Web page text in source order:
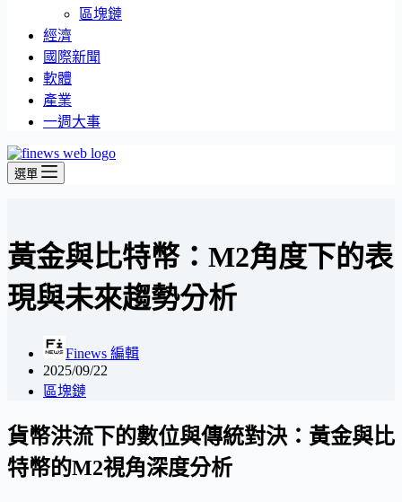
區塊鏈
經濟
國際新聞
軟體
產業
一週大事
選單
黃金與比特幣：M2角度下的表
現與未來趨勢分析
Finews 編輯
2025/09/22
區塊鏈
貨幣洪流下的數位與傳統對決：黃金與比
特幣的M2視角深度分析